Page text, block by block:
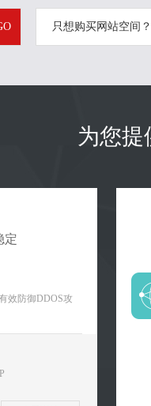
立
只想购买网站空间？
为您提
定
效防御DDOS攻